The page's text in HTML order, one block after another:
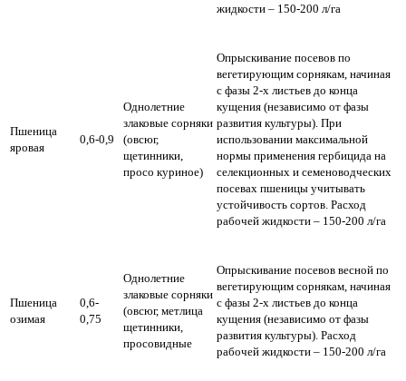
жидкости – 150-200 л/га
Пшеница
яровая
0,6-0,9
Однолетние
злаковые сорняки
(овсюг,
щетинники,
просо куриное)
Опрыскивание посевов по
вегетирующим сорнякам, начиная
с фазы 2-х листьев до конца
кущения (независимо от фазы
развития культуры). При
использовании максимальной
нормы применения гербицида на
селекционных и семеноводческих
посевах пшеницы учитывать
устойчивость сортов. Расход
рабочей жидкости – 150-200 л/га
Пшеница
озимая
0,6-
0,75
Однолетние
злаковые сорняки
(овсюг, метлица
щетинники,
просовидные
Опрыскивание посевов весной по
вегетирующим сорнякам, начиная
с фазы 2-х листьев до конца
кущения (независимо от фазы
развития культуры). Расход
рабочей жидкости – 150-200 л/га